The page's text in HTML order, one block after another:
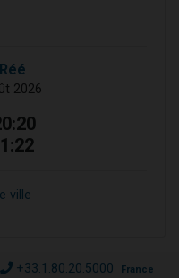
Réé
2026
ville
+33.1.80.20.5000 France